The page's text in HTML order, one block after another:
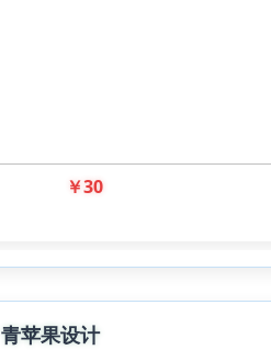
￥30
青苹果设计